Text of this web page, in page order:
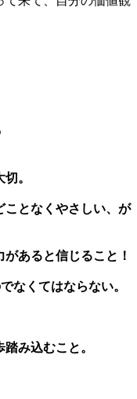
。
となくやさしい、が
あると信じること！
なくてはならない。
み込むこと。